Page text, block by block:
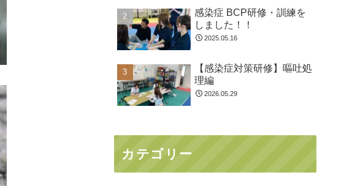
感染症 BCP研修・訓練を
しました！！
2025.05.16
【感染症対策研修】嘔吐処
理編
2026.05.29
カテゴリー